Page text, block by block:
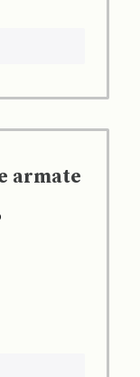
armate